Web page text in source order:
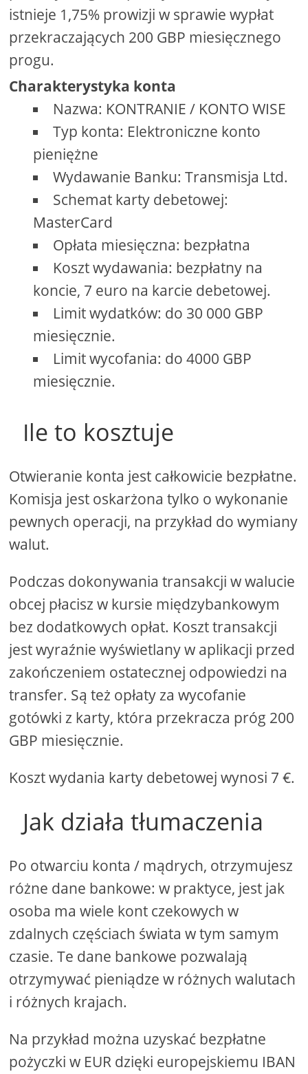
istnieje 1,75% prowizji w sprawie wypłat
przekraczających 200 GBP miesięcznego
progu.
Charakterystyka konta
Nazwa: KONTRANIE / KONTO WISE
Typ konta: Elektroniczne konto
pieniężne
Wydawanie Banku: Transmisja Ltd.
Schemat karty debetowej:
MasterCard
Opłata miesięczna: bezpłatna
Koszt wydawania: bezpłatny na
koncie, 7 euro na karcie debetowej.
Limit wydatków: do 30 000 GBP
miesięcznie.
Limit wycofania: do 4000 GBP
miesięcznie.
Ile to kosztuje
Otwieranie konta jest całkowicie bezpłatne.
Komisja jest oskarżona tylko o wykonanie
pewnych operacji, na przykład do wymiany
walut.
Podczas dokonywania transakcji w walucie
obcej płacisz w kursie międzybankowym
bez dodatkowych opłat. Koszt transakcji
jest wyraźnie wyświetlany w aplikacji przed
zakończeniem ostatecznej odpowiedzi na
transfer. Są też opłaty za wycofanie
gotówki z karty, która przekracza próg 200
GBP miesięcznie.
Koszt wydania karty debetowej wynosi 7 €.
Jak działa tłumaczenia
Po otwarciu konta / mądrych, otrzymujesz
różne dane bankowe: w praktyce, jest jak
osoba ma wiele kont czekowych w
zdalnych częściach świata w tym samym
czasie. Te dane bankowe pozwalają
otrzymywać pieniądze w różnych walutach
i różnych krajach.
Na przykład można uzyskać bezpłatne
pożyczki w EUR dzięki europejskiemu IBAN